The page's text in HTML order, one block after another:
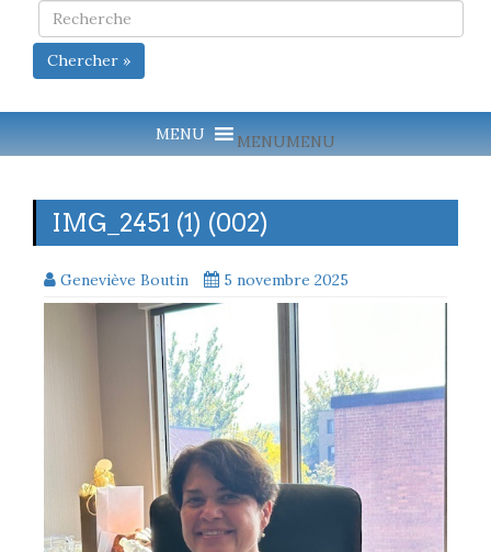
Chercher »
MENUMENU
IMG_2451 (1) (002)
Geneviève Boutin 5 novembre 2025